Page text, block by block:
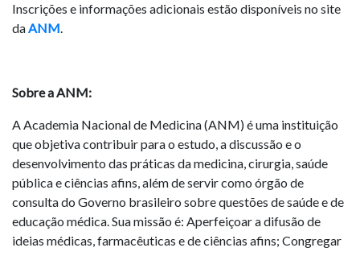
Inscrições e informações adicionais estão disponíveis no site
daANM.
Sobre a ANM:
A Academia Nacional de Medicina (ANM) é uma instituição
que objetiva contribuir para o estudo, a discussão e o
desenvolvimento das práticas da medicina, cirurgia, saúde
pública e ciências afins, além de servir como órgão de
consulta do Governo brasileiro sobre questões de saúde e de
educação médica. Sua missão é: Aperfeiçoar a difusão de
ideias médicas, farmacêuticas e de ciências afins; Congregar